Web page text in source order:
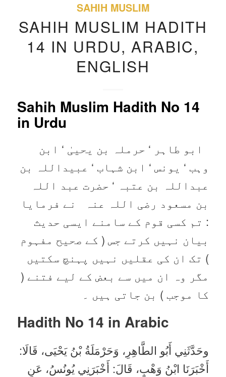
SAHIH MUSLIM
SAHIH MUSLIM HADITH
14 IN URDU, ARABIC,
ENGLISH
Sahih Muslim Hadith No 14
in Urdu
ابو طاہر ‘ حرملہ بن یحییٰ ‘ ابن
وہب ‘ یونس ‘ ابن شہاب ‘ عبیداللہ بن
عبداللہ بن عتبہ ‘ حضرت عبد اللہ
بن مسعود ‌رضی ‌اللہ ‌عنہ ‌ ‌ نے فرمایا
: تم کسی قوم کے سامنے ایسی حدیث
بیان نہیں کرتے جس ( کے صحیح مفہوم
) تک ان کی عقلیں نہیں پہنچ سکتیں
مگر وہ ان میں سے بعض کے لیے فتنے (
کا موجب ) بن جاتی ہیں ۔
Hadith No 14 in Arabic
وحَدَّثَنِي أَبُو الطَّاهِرِ، وَحَرْمَلَةُ بْنُ يَحْيَى، قَالَا:
أَخْبَرَنَا ابْنُ وَهْبٍ، قَالَ: أَخْبَرَنِي يُونُسُ، عَنِ